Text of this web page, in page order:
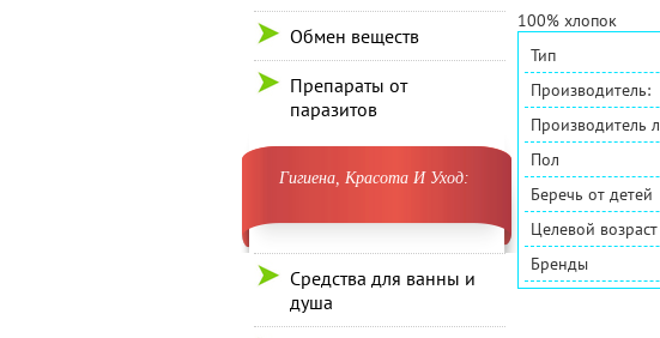
Обмен веществ
Препараты от
паразитов
Гигиена, Красота И Уход:
Средства для ванны и
душа
100% хлопок
Тип
Производитель:
Производитель
Пол
Беречь от детей
Целевой возраст
Бренды